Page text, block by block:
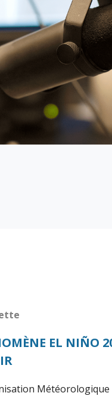
EL NIÑO
Météorologique